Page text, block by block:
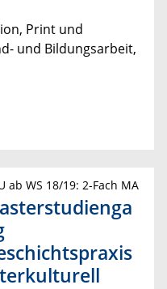
Print und
und Bildungsarbeit,
Geschichte im Zwei-
ab WS 18/19: 2-Fach MA